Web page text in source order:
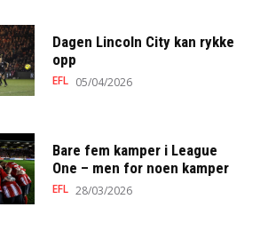
Dagen Lincoln City kan rykke
opp
EFL 05/04/2026
Bare fem kamper i League
One – men for noen kamper
EFL 28/03/2026